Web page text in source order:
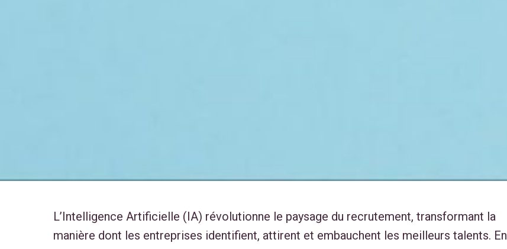
L’Intelligence Artificielle (IA) révolutionne le paysage du recrutement, transformant la
manière dont les entreprises identifient, attirent et embauchent les meilleurs talents. En